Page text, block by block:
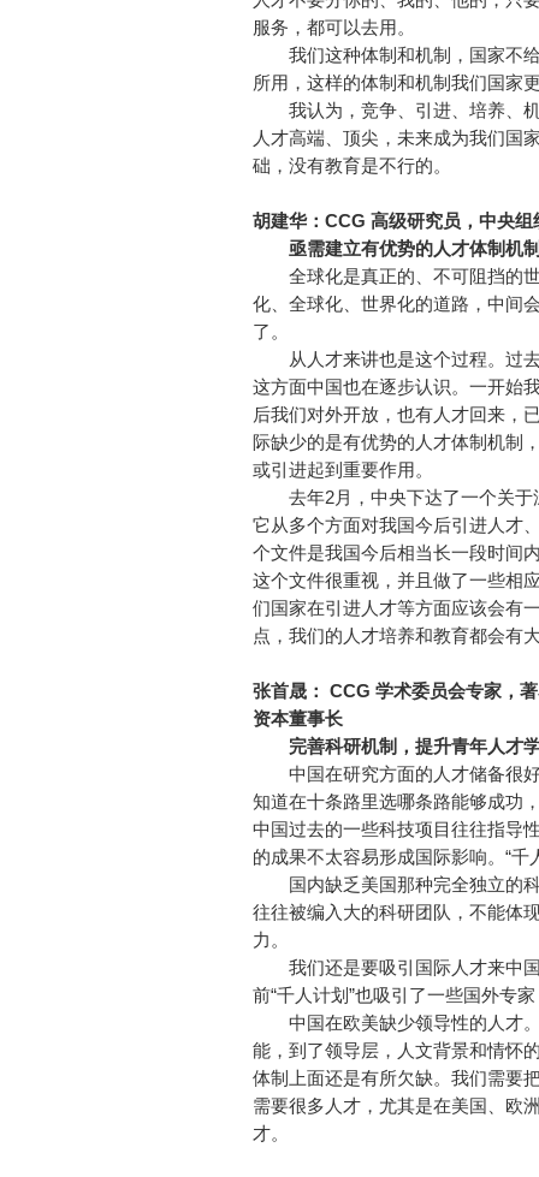
服务，都可以去用。
我们这种体制和机制，国家不给
所用，这样的体制和机制我们国家
我认为，竞争、引进、培养、机
人才高端、顶尖，未来成为我们国
础，没有教育是不行的。
胡建华：CCG 高级研究员，中央
亟需建立有优势的人才体制机
全球化是真正的、不可阻挡的世
化、全球化、世界化的道路，中间
了。
从人才来讲也是这个过程。过去
这方面中国也在逐步认识。一开始
后我们对外开放，也有人才回来，
际缺少的是有优势的人才体制机制
或引进起到重要作用。
去年2月，中央下达了一个关于
它从多个方面对我国今后引进人才
个文件是我国今后相当长一段时间
这个文件很重视，并且做了一些相
们国家在引进人才等方面应该会有
点，我们的人才培养和教育都会有
张首晟： CCG 学术委员会专家，
资本董事长
完善科研机制，提升青年人才
中国在研究方面的人才储备很好
知道在十条路里选哪条路能够成功
中国过去的一些科技项目往往指导
的成果不太容易形成国际影响。“
国内缺乏美国那种完全独立的科
往往被编入大的科研团队，不能体
力。
我们还是要吸引国际人才来中国
前“千人计划”也吸引了一些国外专
中国在欧美缺少领导性的人才。
能，到了领导层，人文背景和情怀
体制上面还是有所欠缺。我们需要
需要很多人才，尤其是在美国、欧
才。